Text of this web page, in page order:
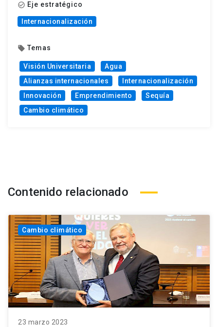
check_circle_outline Eje estratégico
Internacionalización
local_offer Temas
Visión Universitaria
Agua
Alianzas internacionales
Internacionalización
Innovación
Emprendimiento
Sequía
Cambio climático
Contenido relacionado
Cambio climático
23 marzo 2023